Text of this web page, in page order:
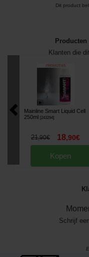
Dit product
Klanten die
Mainline Smart Liquid Cell
250ml [243294]
21,90€ 18,90€
Kopen
Schrijf